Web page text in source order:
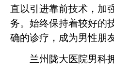
直以引进靠前技术，加
务。始终保持着较好的
确的诊疗，成为男性朋
兰州陇大医院男科拥